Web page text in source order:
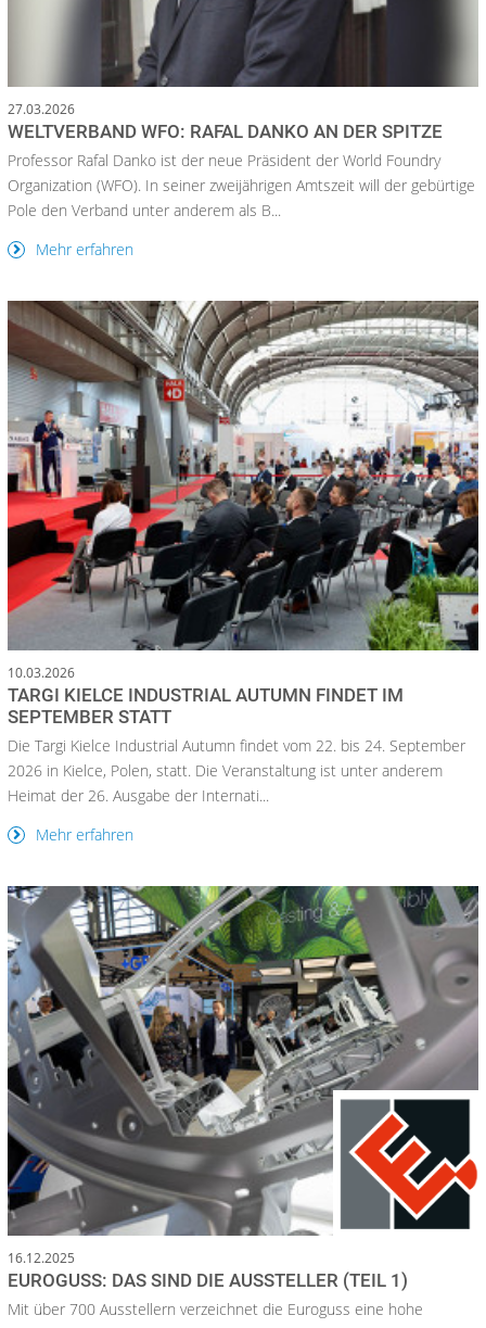
27.03.2026
WELTVERBAND WFO: RAFAL DANKO AN DER SPITZE
Professor Rafal Danko ist der neue Präsident der World Foundry
Organization (WFO). In seiner zweijährigen Amtszeit will der gebürtige
Pole den Verband unter anderem als B...
Mehr erfahren
10.03.2026
TARGI KIELCE INDUSTRIAL AUTUMN FINDET IM
SEPTEMBER STATT
Die Targi Kielce Industrial Autumn findet vom 22. bis 24. September
2026 in Kielce, Polen, statt. Die Veranstaltung ist unter anderem
Heimat der 26. Ausgabe der Internati...
Mehr erfahren
16.12.2025
EUROGUSS: DAS SIND DIE AUSSTELLER (TEIL 1)
Mit über 700 Ausstellern verzeichnet die Euroguss eine hohe